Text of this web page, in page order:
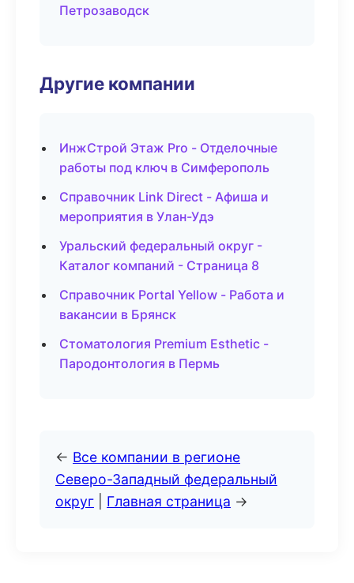
Петрозаводск
Другие компании
ИнжСтрой Этаж Pro - Отделочные
работы под ключ в Симферополь
Справочник Link Direct - Афиша и
мероприятия в Улан-Удэ
Уральский федеральный округ -
Каталог компаний - Страница 8
Справочник Portal Yellow - Работа и
вакансии в Брянск
Стоматология Premium Esthetic -
Пародонтология в Пермь
← Все компании в регионе
Северо-Западный федеральный
округ
Главная страница →